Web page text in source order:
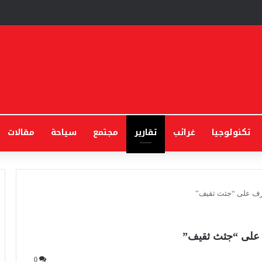
تكنولوجيا غرائب تقارير مجتمع سياحة مقالات
على “جثث ثقيف”
على “جثث ثقيف”
0